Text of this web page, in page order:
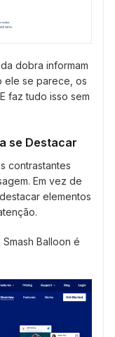
dobra informam
ele se parece, os
faz tudo isso sem
se Destacar
contrastantes
Em vez de
elementos
Smash Balloon é